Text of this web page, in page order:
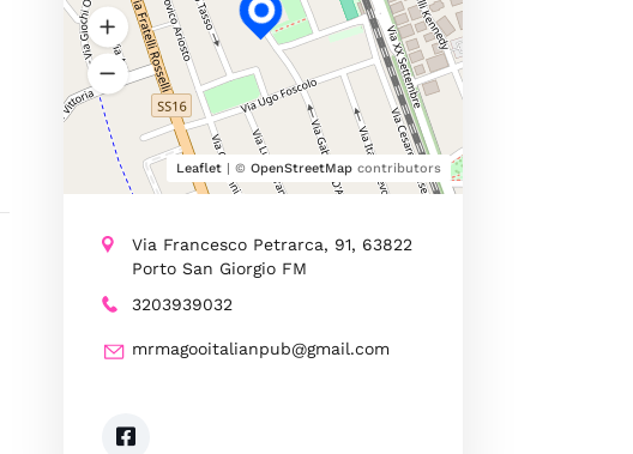
Leaflet| © OpenStreetMapcontributors
Via Francesco Petrarca, 91, 63822
Porto San Giorgio FM
3203939032
mrmagooitalianpub@gmail.com